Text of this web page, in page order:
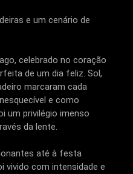
e um cenário de
celebrado no coração
de um dia feliz. Sol,
marcaram cada
e como
um privilégio imenso
da lente.
até à festa
vivido com intensidade e